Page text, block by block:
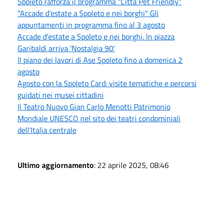
"Accade d'estate a Spoleto e nei borghi" Gli
appuntamenti in programma fino al 3 agosto
Accade d'estate a Spoleto e nei borghi. In piazza
Garibaldi arriva 'Nostalgia 90'
Il piano dei lavori di Ase Spoleto fino a domenica 2
agosto
Agosto con la Spoleto Card: visite tematiche e percorsi
guidati nei musei cittadini
Il Teatro Nuovo Gian Carlo Menotti Patrimonio
Mondiale UNESCO nel sito dei teatri condominiali
dell'Italia centrale
Ultimo aggiornamento: 22 aprile 2025, 08:46